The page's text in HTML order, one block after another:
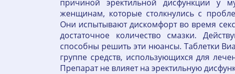
причиной эректильной дисфункции у
женщинам, которые столкнулись с
Они испытывают дискомфорт во время
достаточное количество смазки.
способны решить эти нюансы. Таблетки
группе средств, использующихся для
Препарат не влияет на эректильную